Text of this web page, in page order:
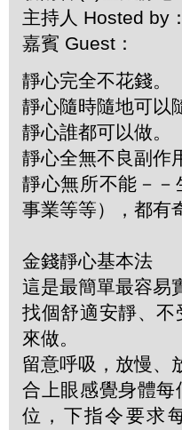
主持人 Hosted by
嘉賓 Guest：
靜心完全不花錢。
靜心隨時隨地可以
靜心誰都可以做。
靜心全無不良副作
靜心無所不能－
事業等等），都有
金錢靜心基本法
這是最簡單最容易
找個舒適安靜、
來做。
留意呼吸，放慢、
合上眼感覺身體
位，下指令要求